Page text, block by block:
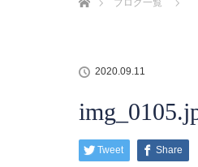
ブログ一覧
2020.09.11
Tweet Share